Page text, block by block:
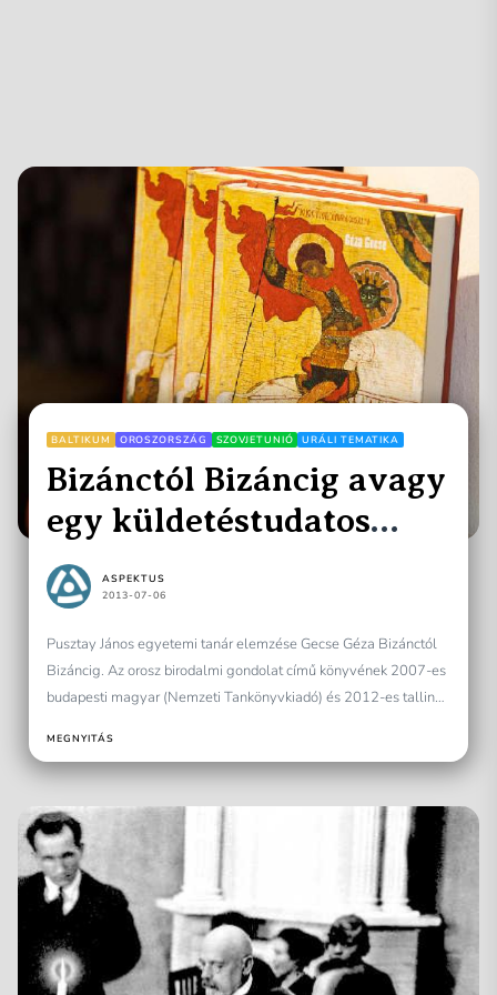
BALTIKUM OROSZORSZÁG SZOVJETUNIÓ URÁLI TEMATIKA
Bizánctól Bizáncig avagy
egy küldetéstudatos
országASPEKTUS
2013-07-06
Pusztay János egyetemi tanár elemzése Gecse Géza Bizánctól
Bizáncig. Az orosz birodalmi gondolat című könyvének 2007-es
budapesti magyar (Nemzeti Tankönyvkiadó) és 2012-es tallinni
MEGNYITÁS